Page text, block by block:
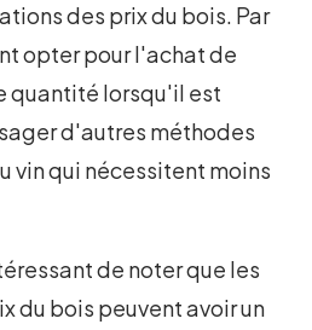
des prix du bois. Par
opter pour l'achat de
quantité lorsqu'il est
d'autres méthodes
vin qui nécessitent moins
de noter que les
du bois peuvent avoir un